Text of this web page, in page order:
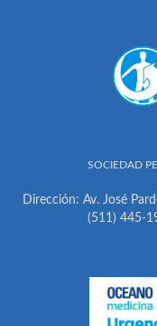
SOCIEDAD
Dirección: Av. José
(511) 445-